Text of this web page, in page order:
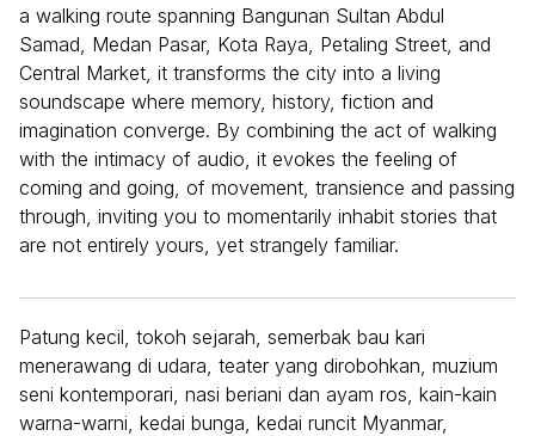
a walking route spanning Bangunan Sultan Abdul
Samad, Medan Pasar, Kota Raya, Petaling Street, and
Central Market, it transforms the city into a living
soundscape where memory, history, fiction and
imagination converge. By combining the act of walking
with the intimacy of audio, it evokes the feeling of
coming and going, of movement, transience and passing
through, inviting you to momentarily inhabit stories that
are not entirely yours, yet strangely familiar.
Patung kecil, tokoh sejarah, semerbak bau kari
menerawang di udara, teater yang dirobohkan, muzium
seni kontemporari, nasi beriani dan ayam ros, kain-kain
warna-warni, kedai bunga, kedai runcit Myanmar,